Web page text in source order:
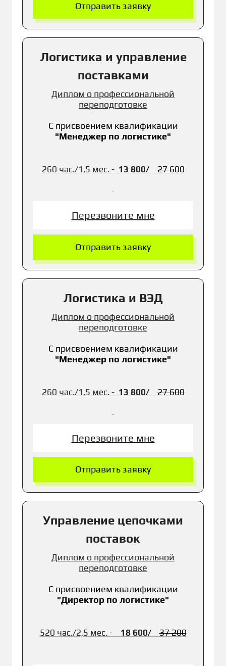
Отправить заявку
Логистика и управление
поставками
Диплом о профессиональной
переподготовке
С присвоением квалификации
"Менеджер по логистике"
260 час./1,5 мес. - 13 800/27 600
Перезвоните мне
Отправить заявку
Логистика и ВЭД
Диплом о профессиональной
переподготовке
С присвоением квалификации
"Менеджер по логистике"
260 час./1,5 мес. - 13 800/27 600
Перезвоните мне
Отправить заявку
Управление цепочками
поставок
Диплом о профессиональной
переподготовке
С присвоением квалификации
"Директор по логистике"
520 час./2,5 мес. - 18 600/37 200